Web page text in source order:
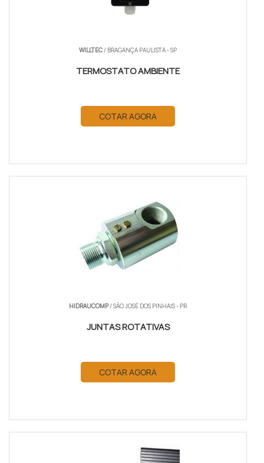
WILLTEC/ BRAGANÇA PAULISTA - SP
TERMOSTATO AMBIENTE
COTAR AGORA
HIDRAUCOMP/ SÃO JOSÉ DOS PINHAIS - PR
JUNTAS ROTATIVAS
COTAR AGORA